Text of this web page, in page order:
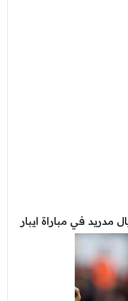
مدريد في مباراة ايبار